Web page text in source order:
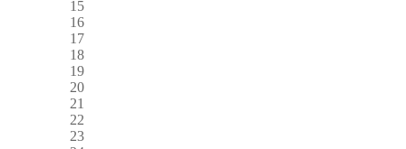
15
16
17
18
19
20
21
22
23